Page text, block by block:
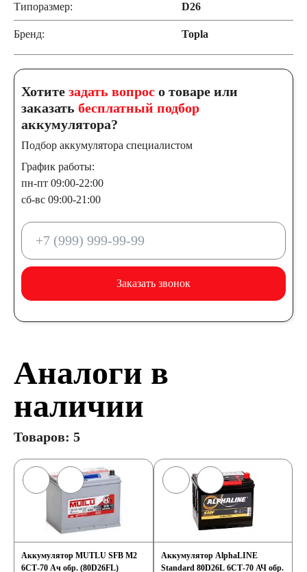
Типоразмер: D26
Бренд: Topla
Хотите задать вопрос о товаре или
заказать бесплатный подбор
аккумулятора?
Подбор аккумулятора специалистом
График работы:
пн-пт 09:00-22:00
сб-вс 09:00-21:00
Заказать звонок
Аналоги в
наличии
Товаров: 5
Аккумулятор MUTLU SFB M2
6СТ-70 Ач обр. (80D26FL)
Аккумулятор AlphaLINE
Standard 80D26L 6СТ-70 АЧ обр.